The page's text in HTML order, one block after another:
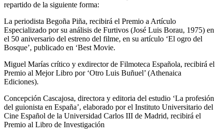
repartido de la siguiente forma:
La periodista Begoña Piña, recibirá el Premio a Artículo
Especializado por su análisis de Furtivos (José Luis Borau, 1975) en
el 50 aniversario del estreno del filme, en su artículo ‘El ogro del
Bosque’, publicado en ‘Best Movie.
Miguel Marías crítico y exdirector de Filmoteca Española, recibirá el
Premio al Mejor Libro por ‘Otro Luis Buñuel’ (Athenaica
Ediciones).
Concepción Cascajosa, directora y editoria del estudio ‘La profesión
del guionista en España’, elaborado por el Instituto Universitario del
Cine Español de la Universidad Carlos III de Madrid, recibirá el
Premio al Libro de Investigación